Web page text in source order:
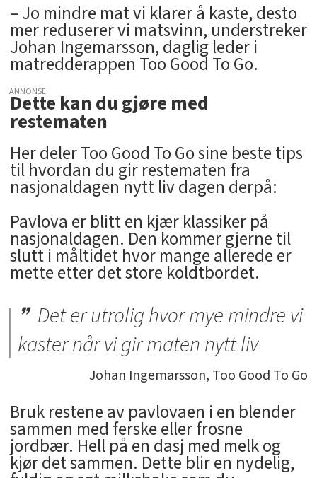
– Jo mindre mat vi klarer å kaste, desto
mer reduserer vi matsvinn, understreker
Johan Ingemarsson, daglig leder i
matredderappen Too Good To Go.
ANNONSE
Dette kan du gjøre med
restematen
Her deler Too Good To Go sine beste tips
til hvordan du gir restematen fra
nasjonaldagen nytt liv dagen derpå:
Pavlova er blitt en kjær klassiker på
nasjonaldagen. Den kommer gjerne til
slutt i måltidet hvor mange allerede er
mette etter det store koldtbordet.
Det er utrolig hvor mye mindre vi
kaster når vi gir maten nytt liv
Johan Ingemarsson, Too Good To Go
Bruk restene av pavlovaen i en blender
sammen med ferske eller frosne
jordbær. Hell på en dasj med melk og
kjør det sammen. Dette blir en nydelig,